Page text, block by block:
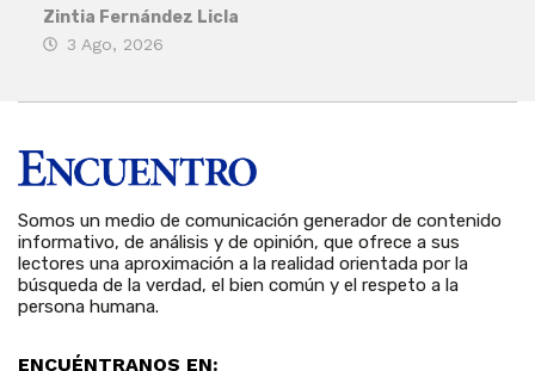
Zintia Fernández Licla
3 Ago, 2026
Somos un medio de comunicación generador de contenido
informativo, de análisis y de opinión, que ofrece a sus
lectores una aproximación a la realidad orientada por la
búsqueda de la verdad, el bien común y el respeto a la
persona humana.
ENCUÉNTRANOS EN: